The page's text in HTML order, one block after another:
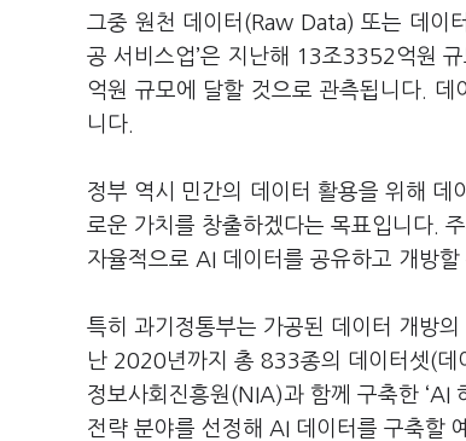
그중 원천 데이터 (Raw Data)또는 데이
공 서비스업’은 지난해 13조3352억원
억원 규모에 달할 것으로 관측됩니다
데
니다
정부 역시 민간의 데이터 활용을 위해 데
로운 가치를 창출하겠다는 목표입니다
자율적으로 AI 데이터를 공유하고 개방
특히 과기정통부는 가공된 데이터 개방의
난 2020년까지 총833종의 데이터셋(데
정보사회진흥원(NIA)과 함께 구축한 ‘AI
전략 분야를 선정해 AI 데이터를 구축할